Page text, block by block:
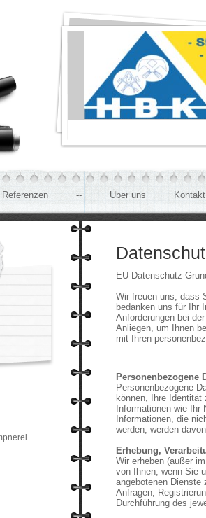
Referenzen -- Über uns Kontakt
EU-Datenschutz-
Wir freuen uns, dass
bedanken uns für Ihr
Anforderungen bei
Anliegen, um Ihnen
mit Ihren
Personenbezogene
Personenbezogene
können, Ihre
Informationen wie
Informationen, die
werden, werden
Erhebung,
Wir erheben (außer
von Ihnen, wenn Sie
angebotenen
Anfragen,
Durchführung des